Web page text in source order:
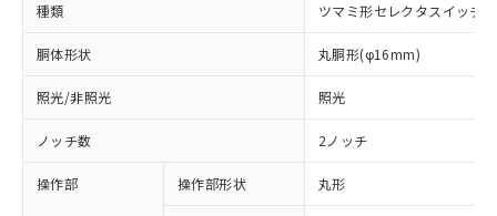
種類 ツマミ形セレクタスイッチ
胴体形状 丸胴形(φ16mm)
照光/非照光 照光
ノッチ数 2ノッチ
操作部 操作部形状 丸形